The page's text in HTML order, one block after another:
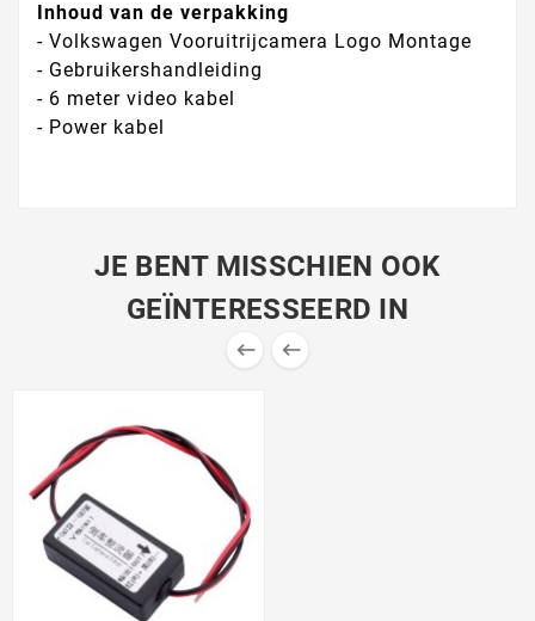
Inhoud van de verpakking
- Volkswagen Vooruitrijcamera Logo Montage
- Gebruikershandleiding
- 6 meter video kabel
- Power kabel
JE BENT MISSCHIEN OOK
GEÏNTERESSEERD IN
 